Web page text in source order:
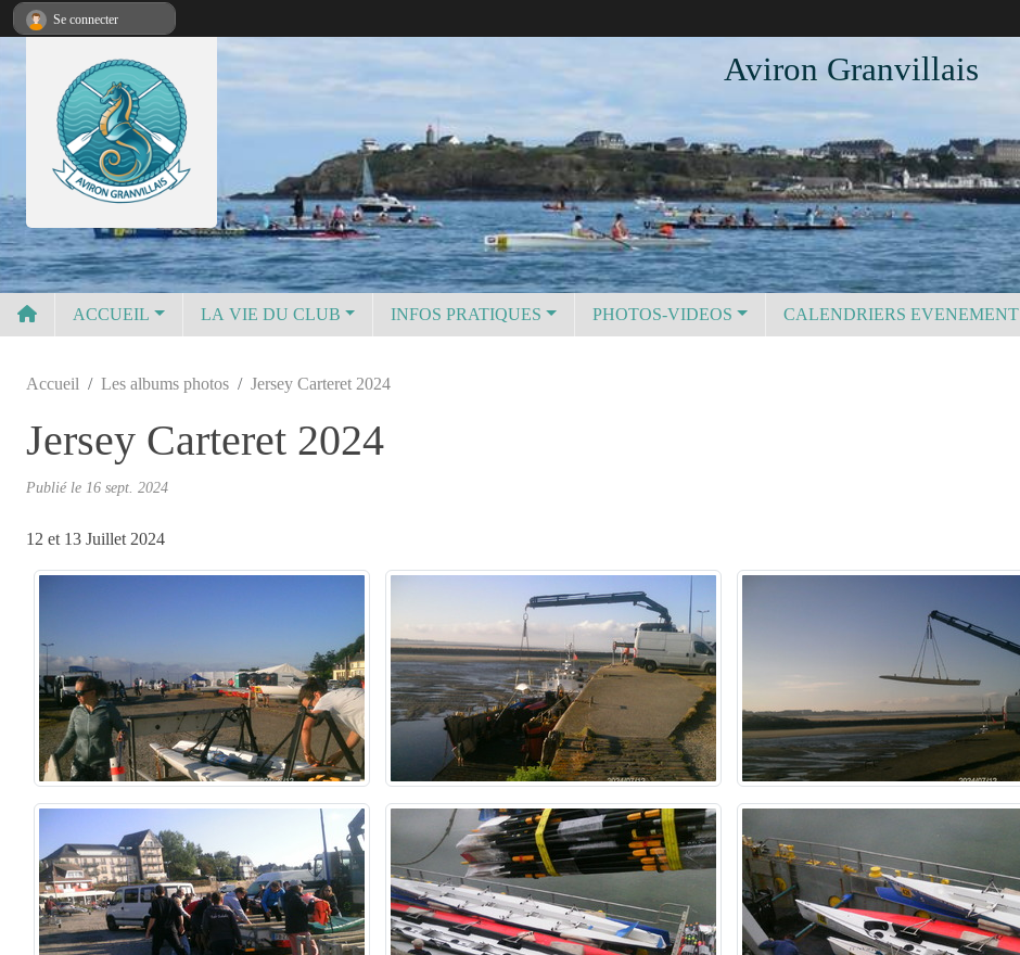
Aviron Granvillais
ACCUEIL LA VIE DU CLUB INFOS PRATIQUES PHOTOS-VIDEOS CALENDRIERS EVENEMENT
Accueil Les albums photos Jersey Carteret 2024
Jersey Carteret 2024
Publié le 16 sept. 2024
12 et 13 Juillet 2024
Se connecter
Panneau de gestion des cookies